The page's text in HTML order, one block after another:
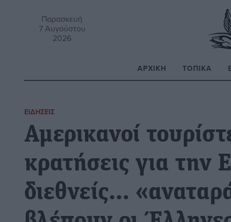
Παρασκευή
7 Αυγούστου
2026
ΑΡΧΙΚΉ ΤΟΠΙΚΆ
ΕΙΔΉΣΕΙΣ
Αμερικανοί
κρατήσεις για την
διεθνείς…